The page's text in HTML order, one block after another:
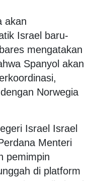
akan
Israel baru-
mengatakan
Spanyol akan
Norwegia
Israel Israel
Menteri
pemimpin
di platform